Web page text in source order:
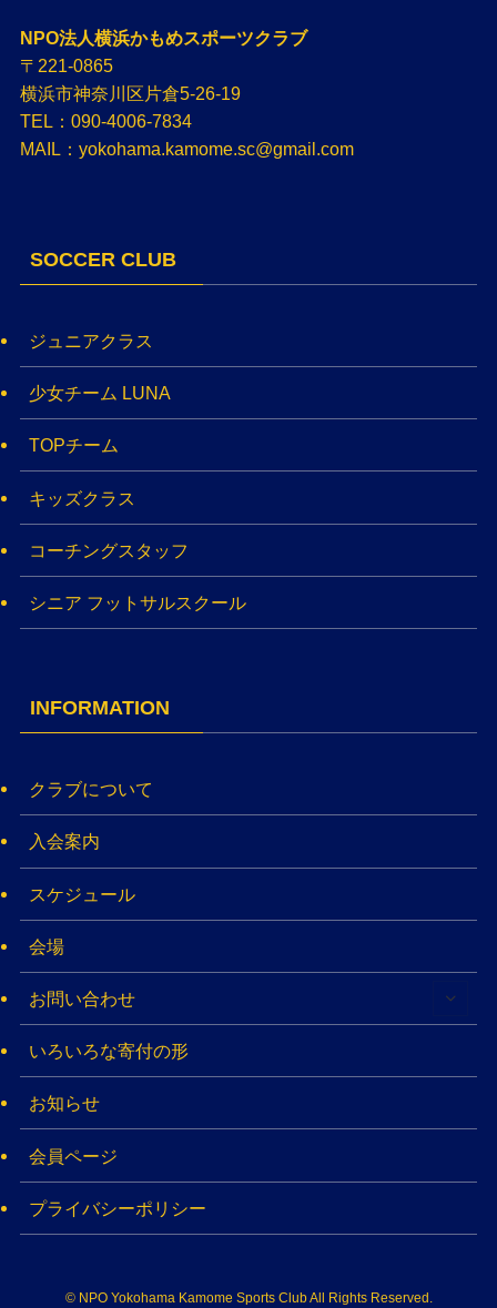
NPO法人横浜かもめスポーツクラブ
〒221-0865
横浜市神奈川区片倉5-26-19
TEL：090-4006-7834
MAIL：yokohama.kamome.sc@gmail.com
SOCCER CLUB
ジュニアクラス
少女チーム LUNA
TOPチーム
キッズクラス
コーチングスタッフ
シニア フットサルスクール
INFORMATION
クラブについて
入会案内
スケジュール
会場
お問い合わせ
いろいろな寄付の形
お知らせ
会員ページ
プライバシーポリシー
©NPO Yokohama Kamome Sports Club All Rights Reserved​.